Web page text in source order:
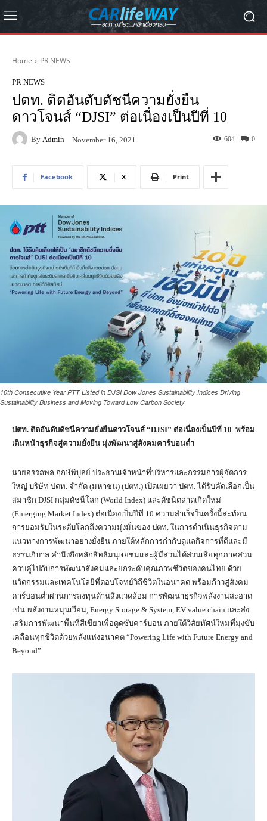
Home PR NEWS
PR NEWS
ปตท. ติดอันดับดัชนีความยั่งยืน
ดาวโจนส์ “DJSI” ต่อเนื่องเป็นปีที่ 10
By Admin November 16, 2021 0
604
Facebook X Print
10th Consecutive Year PTT Listed in DJSI Dow Jones Sustainability Indices Driving
Sustainability Business and Moving Toward Low Carbon Society
ปตท. ติดอันดับดัชนีความยั่งยืนดาวโจนส์ “DJSI” ต่อเนื่องเป็นปีที่ 10 พร้อม
เดินหน้าธุรกิจสู่ความยั่งยืน มุ่งพัฒนาสู่สังคมคาร์บอนต่ำ
นายอรรถพล ฤกษ์พิบูลย์ ประธานเจ้าหน้าที่บริหารและกรรมการผู้จัดการ
ใหญ่ บริษัท ปตท. จำกัด (มหาชน) (ปตท.) เปิดเผยว่า ปตท. ได้รับคัดเลือกเป็น
สมาชิก DJSI กลุ่มดัชนีโลก (World Index) และดัชนีตลาดเกิดใหม่
(Emerging Market Index) ต่อเนื่องเป็นปีที่ 10 ความสำเร็จในครั้งนี้สะท้อน
การยอมรับในระดับโลกถึงความมุ่งมั่นของ ปตท. ในการดำเนินธุรกิจตาม
แนวทางการพัฒนาอย่างยั่งยืน ภายใต้หลักการกำกับดูแลกิจการที่ดีและมี
ธรรมภิบาล คำนึงถึงหลักสิทธิมนุษยชนและผู้มีส่วนได้ส่วนเสียทุกภาคส่วน
ควบคู่ไปกับการพัฒนาสังคมและยกระดับคุณภาพชีวิตของคนไทย ด้วย
นวัตกรรมและเทคโนโลยีที่ตอบโจทย์วิถีชีวิตในอนาคต พร้อมก้าวสู่สังคม
คาร์บอนต่ำผ่านการลงทุนด้านสิ่งแวดล้อม การพัฒนาธุรกิจพลังงานสะอาด
เช่น พลังงานหมุนเวียน, Energy Storage & System, EV value chain และส่ง
เสริมการพัฒนาพื้นที่สีเขียวเพื่อดูดซับคาร์บอน ภายใต้วิสัยทัศน์ใหม่ที่มุ่งขับ
เคลื่อนทุกชีวิตด้วยพลังแห่งอนาคต “Powering Life with Future Energy and
Beyond”